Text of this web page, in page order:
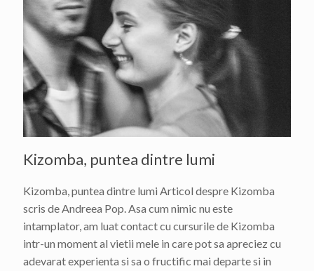
Kizomba, puntea dintre lumi
Kizomba, puntea dintre lumi Articol despre Kizomba
scris de Andreea Pop. Asa cum nimic nu este
intamplator, am luat contact cu cursurile de Kizomba
intr-un moment al vietii mele in care pot sa apreciez cu
adevarat experienta si sa o fructific mai departe si in